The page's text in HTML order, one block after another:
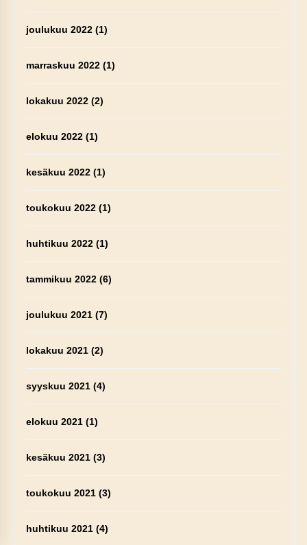
joulukuu 2022(1)
marraskuu 2022(1)
lokakuu 2022(2)
elokuu 2022(1)
kesäkuu 2022(1)
toukokuu 2022(1)
huhtikuu 2022(1)
tammikuu 2022(6)
joulukuu 2021(7)
lokakuu 2021(2)
syyskuu 2021(4)
elokuu 2021(1)
kesäkuu 2021(3)
toukokuu 2021(3)
huhtikuu 2021(4)